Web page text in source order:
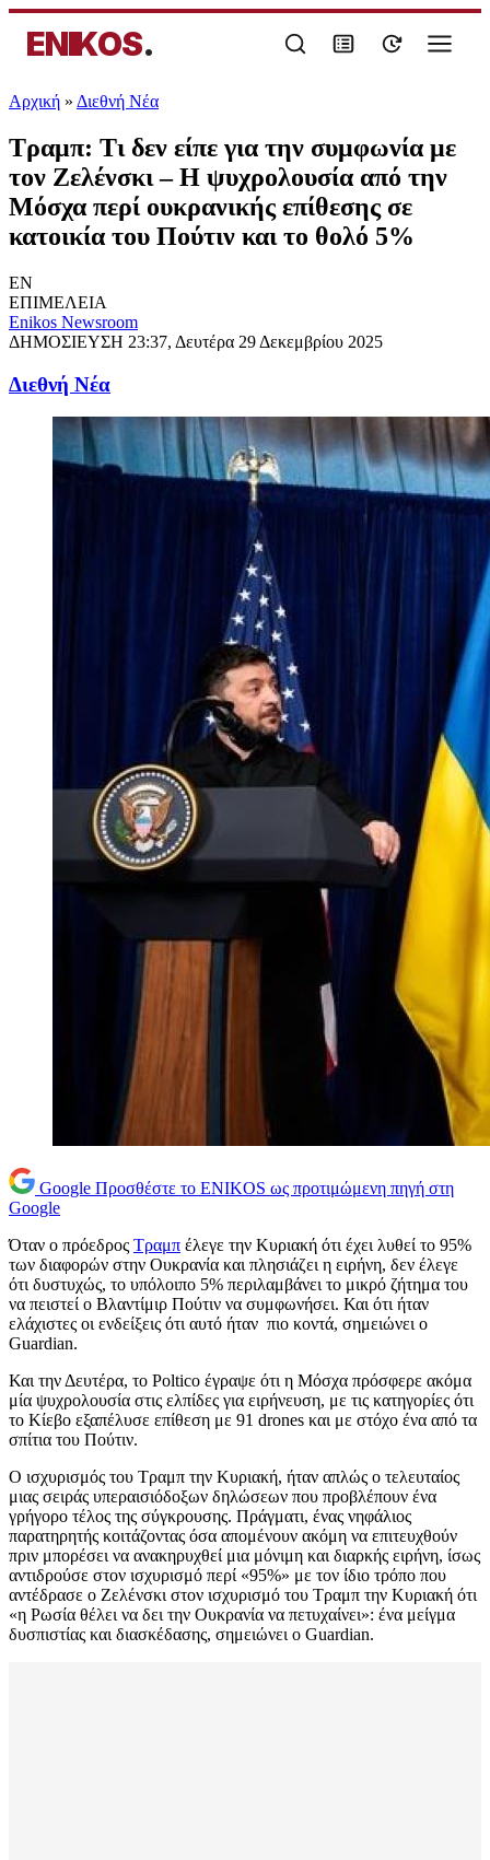
ENIKOS.
Αρχική » Διεθνή Νέα
Τραμπ: Τι δεν είπε για την συμφωνία με
τον Ζελένσκι – Η ψυχρολουσία από την
Μόσχα περί ουκρανικής επίθεσης σε
κατοικία του Πούτιν και το θολό 5%
EN
ΕΠΙΜΕΛΕΙΑ
Enikos Newsroom
ΔΗΜΟΣΙΕΥΣΗ 23:37, Δευτέρα 29 Δεκεμβρίου 2025
Διεθνή Νέα
Google Προσθέστε το ENIKOS ως προτιμώμενη πηγή στη
Google
Όταν ο πρόεδρος Τραμπ έλεγε την Κυριακή ότι έχει λυθεί το 95%
των διαφορών στην Ουκρανία και πλησιάζει η ειρήνη, δεν έλεγε
ότι δυστυχώς, το υπόλοιπο 5% περιλαμβάνει το μικρό ζήτημα του
να πειστεί ο Βλαντίμιρ Πούτιν να συμφωνήσει. Και ότι ήταν
ελάχιστες οι ενδείξεις ότι αυτό ήταν πιο κοντά, σημειώνει ο
Guardian.
Και την Δευτέρα, το Poltico έγραψε ότι η Μόσχα πρόσφερε ακόμα
μία ψυχρολουσία στις ελπίδες για ειρήνευση, με τις κατηγορίες ότι
το Κίεβο εξαπέλυσε επίθεση με 91 drones και με στόχο ένα από τα
σπίτια του Πούτιν.
Ο ισχυρισμός του Τραμπ την Κυριακή, ήταν απλώς ο τελευταίος
μιας σειράς υπεραισιόδοξων δηλώσεων που προβλέπουν ένα
γρήγορο τέλος της σύγκρουσης. Πράγματι, ένας νηφάλιος
παρατηρητής κοιτάζοντας όσα απομένουν ακόμη να επιτευχθούν
πριν μπορέσει να ανακηρυχθεί μια μόνιμη και διαρκής ειρήνη, ίσως
αντιδρούσε στον ισχυρισμό περί «95%» με τον ίδιο τρόπο που
αντέδρασε ο Ζελένσκι στον ισχυρισμό του Τραμπ την Κυριακή ότι
«η Ρωσία θέλει να δει την Ουκρανία να πετυχαίνει»: ένα μείγμα
δυσπιστίας και διασκέδασης, σημειώνει ο Guardian.